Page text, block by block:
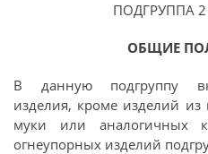
ПОДГРУППА 2
ОБЩИЕ
В данную подгруппу
изделия, кроме изделий
муки или аналогичных
огнеупорных изделий